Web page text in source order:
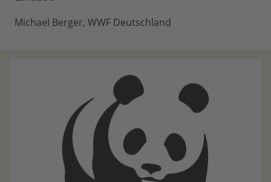
Michael Berger, WWF Deutschland